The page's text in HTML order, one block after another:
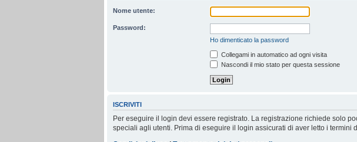
Nome utente:
Password:
Ho dimenticato la password
Collegami in automatico ad ogni visita
Nascondi il mio stato per questa sessione
ISCRIVITI
Per eseguire il login devi essere registrato. La registrazione richiede solo
speciali agli utenti. Prima di eseguire il login assicurati di aver letto i termini